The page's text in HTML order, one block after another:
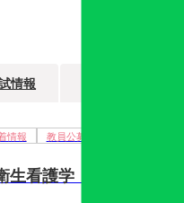
情報
情報 教員公募
生看護学：教授）の公